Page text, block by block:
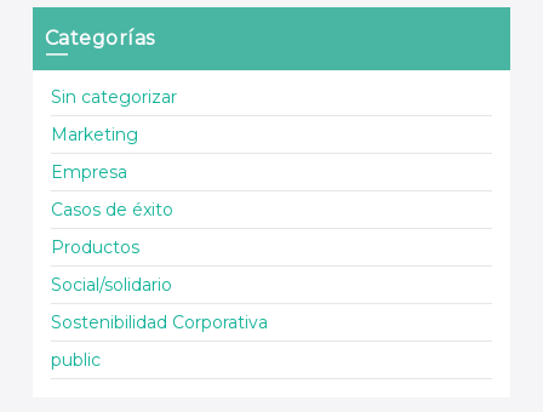
Categorías
Sin categorizar
Marketing
Empresa
Casos de éxito
Productos
Social/solidario
Sostenibilidad Corporativa
public